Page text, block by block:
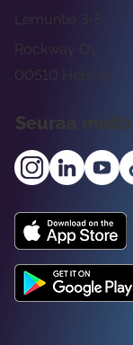
Rockway Oy
Lemuntie 3-5
00510 Helsinki
Seuraa meitä